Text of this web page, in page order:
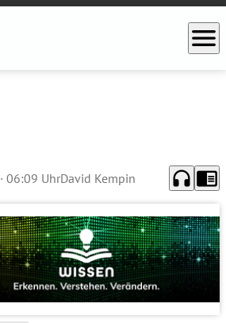
menu
· 06:09 UhrDavid Kempin headphones chrome_reader_mode